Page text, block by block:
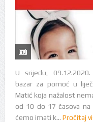
U srijedu,
bazar za pomoć u
Matić koja nažalost
od 10 do 17 časova
ćemo imati k... Pročitaj